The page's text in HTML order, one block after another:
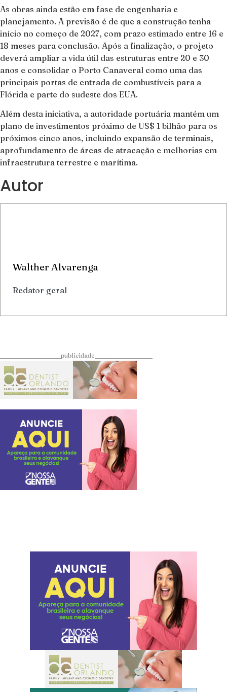
As obras ainda estão em fase de engenharia e
planejamento. A previsão é de que a construção tenha
início no começo de 2027, com prazo estimado entre 16 e
18 meses para conclusão. Após a finalização, o projeto
deverá ampliar a vida útil das estruturas entre 20 e 30
anos e consolidar o Porto Canaveral como uma das
principais portas de entrada de combustíveis para a
Flórida e parte do sudeste dos EUA.
Além desta iniciativa, a autoridade portuária mantém um
plano de investimentos próximo de US$ 1 bilhão para os
próximos cinco anos, incluindo expansão de terminais,
aprofundamento de áreas de atracação e melhorias em
infraestrutura terrestre e marítima.
Autor
Walther Alvarenga
Redator geral
____________________publicidade___________________